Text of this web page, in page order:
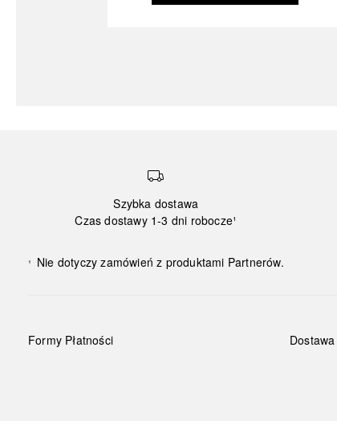
Szybka dostawa
Czas dostawy 1-3 dni robocze¹
¹ Nie dotyczy zamówień z produktami Partnerów.
Formy Płatności Dostawa